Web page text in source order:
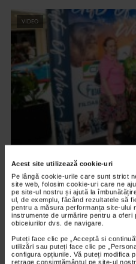
Acest site utilizează cookie-uri
Pe lângă cookie-urile care sunt strict
site web, folosim cookie-uri care ne
pe site-ul nostru și ajută la
ul, de exemplu, făcând rezultatele să
pentru a măsura performanța site-ului
instrumente de urmărire pentru a oferi
obiceiurilor dvs. de navigare.
Puteți face clic pe „Acceptă si
utilizări sau puteți face clic pe
configura opțiunile. Vă puteți modifica
retrage consimțământul pe site-ul
VIDEO
ARTELE SPECTACOLULUI
PREMIERA FILMULUI
12.601 vizualizari
VIDEO